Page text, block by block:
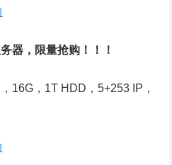
器，限量抢购！！！
16G，1T HDD，5+253 IP，